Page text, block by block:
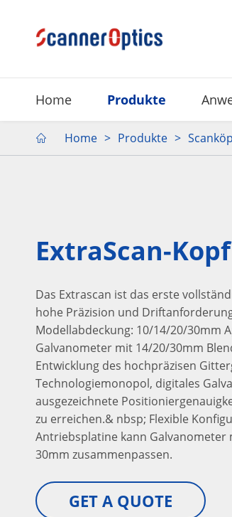
Home Produkte
 Home Produkte
ExtraScan-Kopf
Das Extrascan ist das erste
hohe Präzision und
Modellabdeckung: 10/14/20/30mm
Galvanometer mit 14/20/30mm
Entwicklung des hochpräzisen
Technologiemonopol, digitales
ausgezeichnete
zu erreichen.& nbsp; Flexible
Antriebsplatine kann
30mm zusammenpassen.
GET A QUOTE